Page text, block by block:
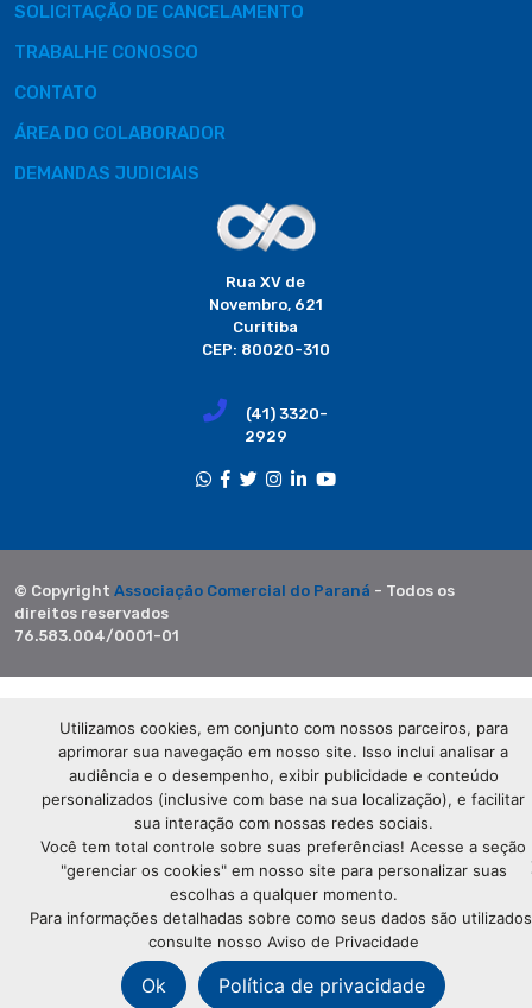
SOLICITAÇÃO DE CANCELAMENTO
TRABALHE CONOSCO
CONTATO
ÁREA DO COLABORADOR
DEMANDAS JUDICIAIS
Rua XV de
Novembro, 621
Curitiba
CEP: 80020-310
(41) 3320-
2929
© Copyright Associação Comercial do Paraná - Todos os
direitos reservados
76.583.004/0001-01
Utilizamos cookies, em conjunto com nossos parceiros, para
aprimorar sua navegação em nosso site. Isso inclui analisar a
audiência e o desempenho, exibir publicidade e conteúdo
personalizados (inclusive com base na sua localização), e facilitar
sua interação com nossas redes sociais.
Você tem total controle sobre suas preferências! Acesse a seção
"gerenciar os cookies" em nosso site para personalizar suas
escolhas a qualquer momento.
Para informações detalhadas sobre como seus dados são
consulte nosso Aviso de Privacidade
Ok Política de privacidade